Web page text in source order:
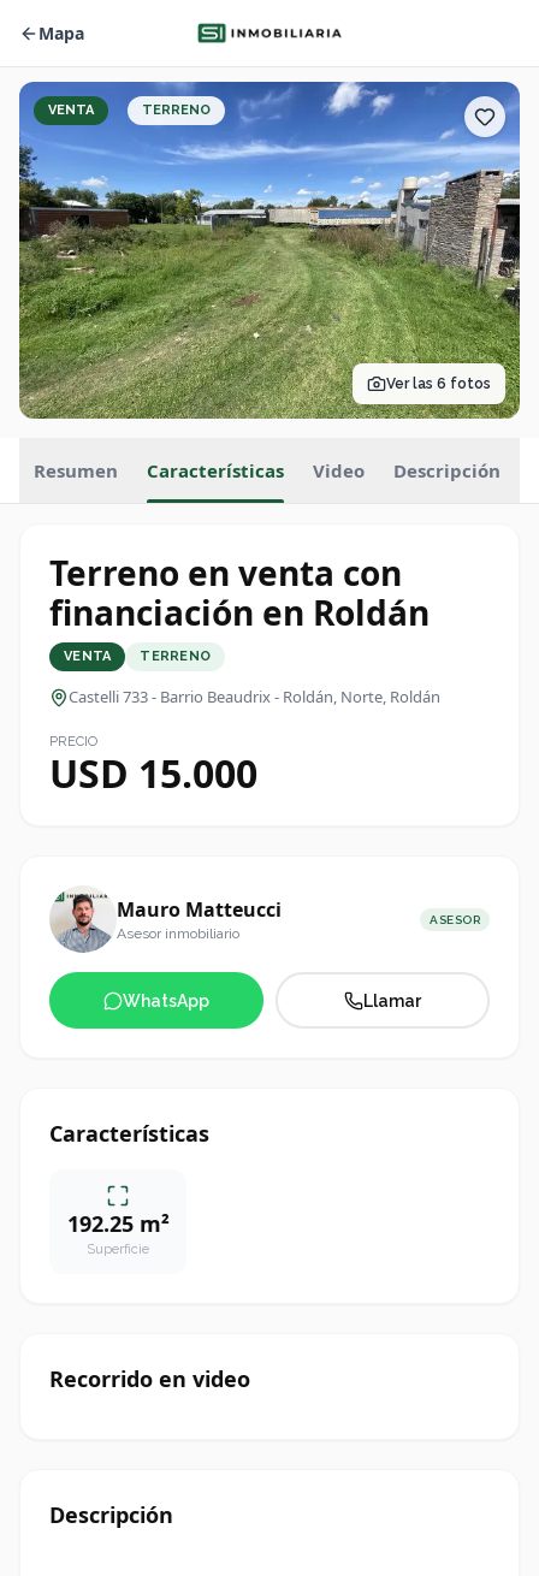
Mapa
VENTA TERRENO
Ver las 6 fotos
Resumen Características Video Descripción
Terreno en venta con
financiación en Roldán
VENTA TERRENO
Castelli 733 - Barrio Beaudrix - Roldán, Norte, Roldán
PRECIO
USD 15.000
Mauro Matteucci
Asesor inmobiliario
ASESOR
WhatsApp Llamar
Características
192.25 m²
Superficie
Recorrido en video
Descripción